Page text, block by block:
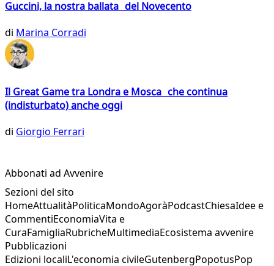
Guccini, la nostra ballata del Novecento
di Marina Corradi
Il Great Game tra Londra e Mosca che continua
(indisturbato) anche oggi
di Giorgio Ferrari
Abbonati ad Avvenire
Sezioni del sito
HomeAttualitàPoliticaMondoAgoràPodcastChiesaIdee e
CommentiEconomiaVita e
CuraFamigliaRubricheMultimediaEcosistema avvenire
Pubblicazioni
Edizioni localiL'economia civileGutenbergPopotusPop